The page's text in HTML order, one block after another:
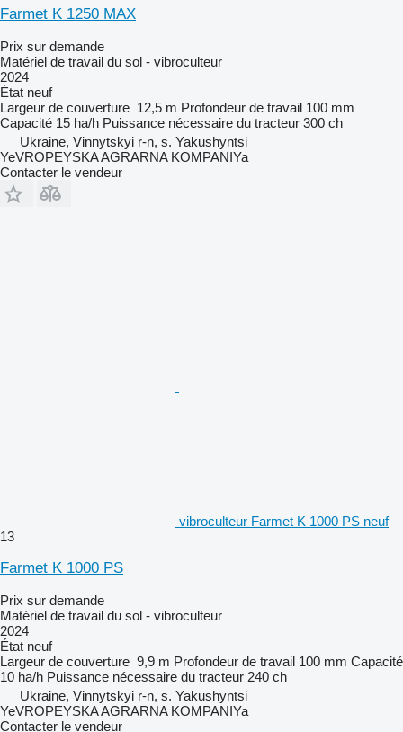
Farmet K 1250 MAX
Prix sur demande
Matériel de travail du sol - vibroculteur
2024
État neuf
Largeur de couverture 12,5 m Profondeur de travail 100 mm
Capacité 15 ha/h Puissance nécessaire du tracteur 300 ch
Ukraine, Vinnytskyi r-n, s. Yakushyntsi
YeVROPEYSKA AGRARNA KOMPANIYa
Contacter le vendeur
vibroculteur Farmet K 1000 PS neuf
13
Farmet K 1000 PS
Prix sur demande
Matériel de travail du sol - vibroculteur
2024
État neuf
Largeur de couverture 9,9 m Profondeur de travail 100 mm Capacité
10 ha/h Puissance nécessaire du tracteur 240 ch
Ukraine, Vinnytskyi r-n, s. Yakushyntsi
YeVROPEYSKA AGRARNA KOMPANIYa
Contacter le vendeur